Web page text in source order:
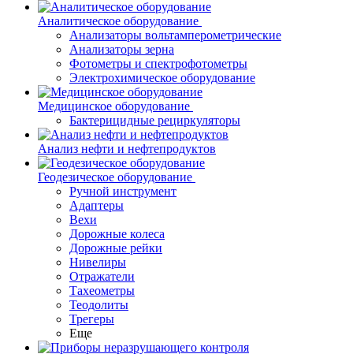
Аналитическое оборудование
Анализаторы вольтамперометрические
Анализаторы зерна
Фотометры и спектрофотометры
Электрохимическое оборудование
Медицинское оборудование
Бактерицидные рециркуляторы
Анализ нефти и нефтепродуктов
Геодезическое оборудование
Ручной инструмент
Адаптеры
Вехи
Дорожные колеса
Дорожные рейки
Нивелиры
Отражатели
Тахеометры
Теодолиты
Трегеры
Еще